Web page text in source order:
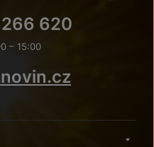
620
– 15:00